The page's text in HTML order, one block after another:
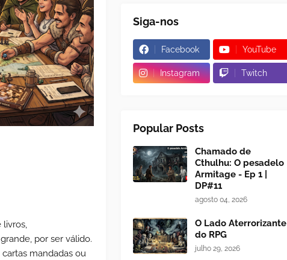
livros,
por ser válido.
mandadas ou
Siga-nos
Facebook YouTube
Instagram Twitch
Popular Posts
Chamado de
Cthulhu: O pesadelo
Armitage - Ep 1 |
DP#11
agosto 04, 2026
O Lado Aterrorizante
do RPG
julho 29, 2026